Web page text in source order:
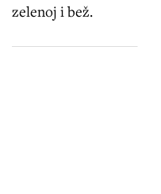
zelenoj i bež.